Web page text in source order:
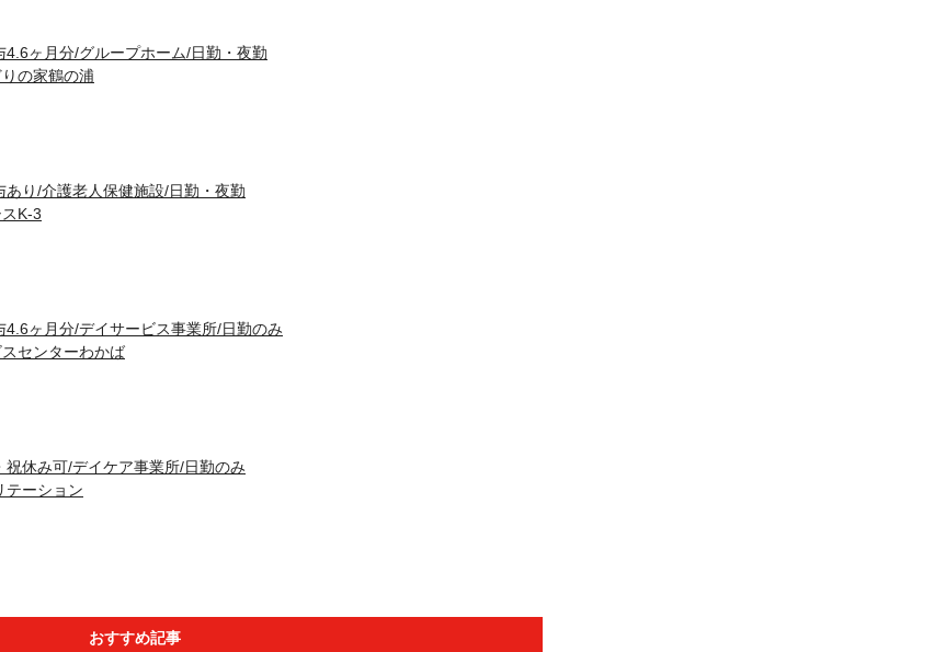
ヶ月分/グループホーム/日勤・夜勤
の家鶴の浦
り/介護老人保健施設/日勤・夜勤
K-3
ヶ月分/デイサービス事業所/日勤のみ
センターわかば
休み可/デイケア事業所/日勤のみ
テーション
おすすめ記事